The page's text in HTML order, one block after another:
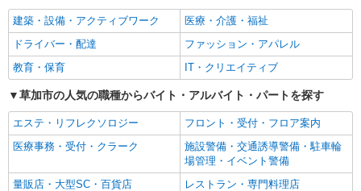
建築・設備・アクティブワーク
医療・介護・福祉
ドライバー・配達
ファッション・アパレル
教育・保育
IT・クリエイティブ
草加市の人気の職種からバイト・アルバイト・パートを探す
エステ・リフレクソロジー
フロント・受付・フロア案内
医療事務・受付・クラーク
施設警備・交通誘導警備・駐車輪
場管理・イベント警備
量販店・大型SC・百貨店
レストラン・専門料理店